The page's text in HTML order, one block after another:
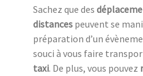
Sachez que des
distances peuvent se
préparation d’un
souci à vous faire
taxi. De plus, vous pouvez